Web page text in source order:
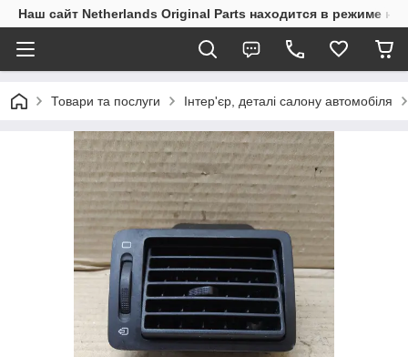
Наш сайт Netherlands Original Parts находится в режиме
Товари та послуги Інтер'єр, деталі салону автомобіля